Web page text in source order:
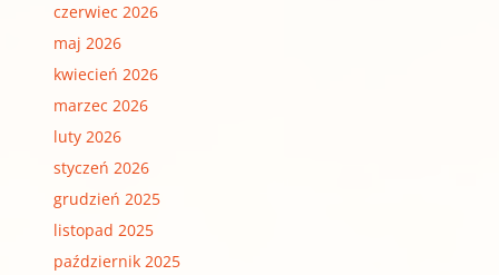
czerwiec 2026
maj 2026
kwiecień 2026
marzec 2026
luty 2026
styczeń 2026
grudzień 2025
listopad 2025
październik 2025